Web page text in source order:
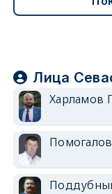
Лица
Харламов